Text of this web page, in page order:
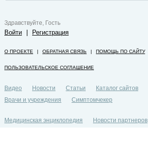
Здравствуйте, Гость
Войти Регистрация
О ПРОЕКТЕ | ОБРАТНАЯ СВЯЗЬ | ПОМОЩЬ ПО САЙТУ
ПОЛЬЗОВАТЕЛЬСКОЕ СОГЛАШЕНИЕ
Видео Новости Статьи
Каталог сайтов
Врачи и учреждения
Симптомчекер
Медицинская энциклопедия
Новости партнеров